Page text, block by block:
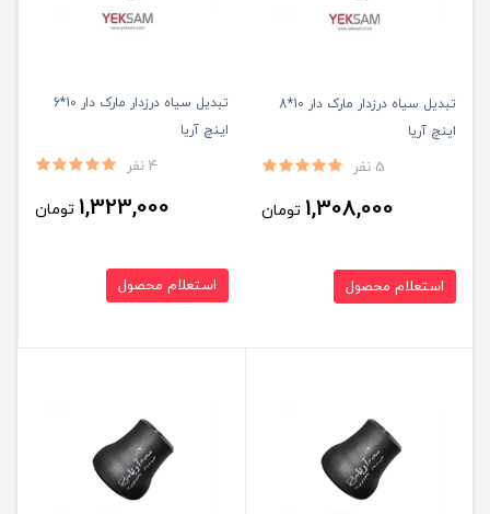
تبدیل سیاه درزدار مارک دار 10*8
اینچ آریا
5 نفر
1,308,000 تومان
استعلام محصول
تبدیل سیاه درزدار مارک دار 10*6
اینچ آریا
4 نفر
1,323,000 تومان
استعلام محصول